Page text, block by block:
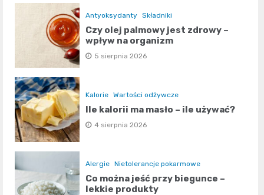
Antyoksydanty Składniki
Czy olej palmowy jest zdrowy –
wpływ na organizm
5 sierpnia 2026
Kalorie Wartości odżywcze
Ile kalorii ma masło – ile używać?
4 sierpnia 2026
Alergie Nietolerancje pokarmowe
Co można jeść przy biegunce –
lekkie produkty